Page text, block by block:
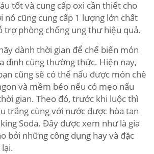
tốt và cung cấp oxi cần thiết cho
nó cũng cung cấp 1 lượng lớn chất
trợ phòng chống ung thư hiệu quả.
dành thời gian để chế biến món
đình cùng thường thức. Hiện nay,
cũng sẽ có thể nấu được món chè
và mềm béo nếu có mẹo nấu
gian. Theo đó, trước khi luộc thì
trắng cùng với nước được hòa tan
Soda. Đây được xem như là gia
bởi những công dụng hay và đặc